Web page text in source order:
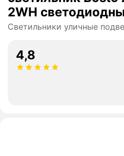
2WH
Светильники уличные
4,8